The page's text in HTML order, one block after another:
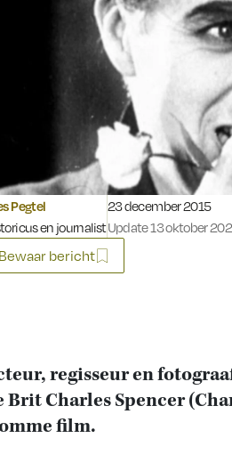
Pegtel
en journalist
Gepubliceerd op:
23 december 2015
Update 13 oktober
Bewaar bericht
regisseur en
Brit Charles Spencer
film.